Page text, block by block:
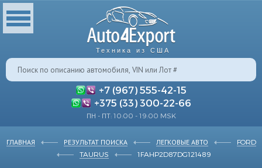
Техника из США
+7 (967) 555-42-15
+375 (33) 300-22-66
ПН - ПТ: 10:00 - 19:00 MSK
ГЛАВНАЯ РЕЗУЛЬТАТ ПОИСКА ЛЕГКОВЫЕ АВТО
FORD
TAURUS
1FAHP2D87DG121489